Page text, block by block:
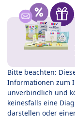
Bitte beachten:
Informationen zum
unverbindlich und
keinesfalls eine
darstellen oder